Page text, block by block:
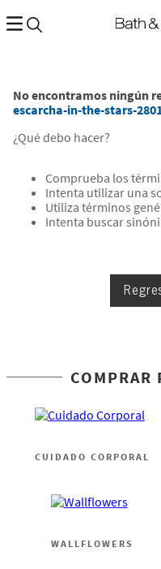
No encontramos ningún
escarcha-in-the-stars-
¿Qué debo hacer?
Comprueba los
Intenta utilizar una
Utiliza términos
Intenta buscar
COMPRAR
CUIDADO CORPORAL
WALLFLOWERS